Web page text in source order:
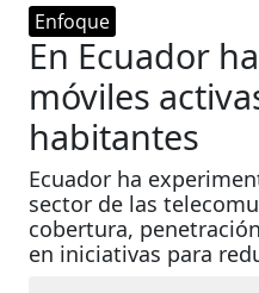
Enfoque
En Ecuador
móviles
habitantes
Ecuador ha
sector de las
cobertura,
en iniciativas para